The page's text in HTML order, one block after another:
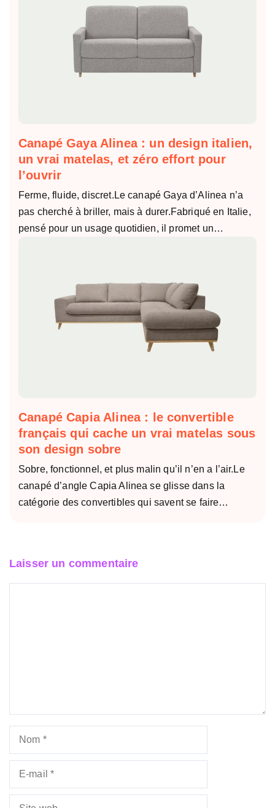
Canapé Gaya Alinea : un design italien,
un vrai matelas, et zéro effort pour
l’ouvrir
Ferme, fluide, discret.Le canapé Gaya d’Alinea n’a
pas cherché à briller, mais à durer.Fabriqué en Italie,
pensé pour un usage quotidien, il promet un…
Canapé Capia Alinea : le convertible
français qui cache un vrai matelas sous
son design sobre
Sobre, fonctionnel, et plus malin qu’il n’en a l’air.Le
canapé d’angle Capia Alinea se glisse dans la
catégorie des convertibles qui savent se faire…
Laisser un commentaire
Nom
Site